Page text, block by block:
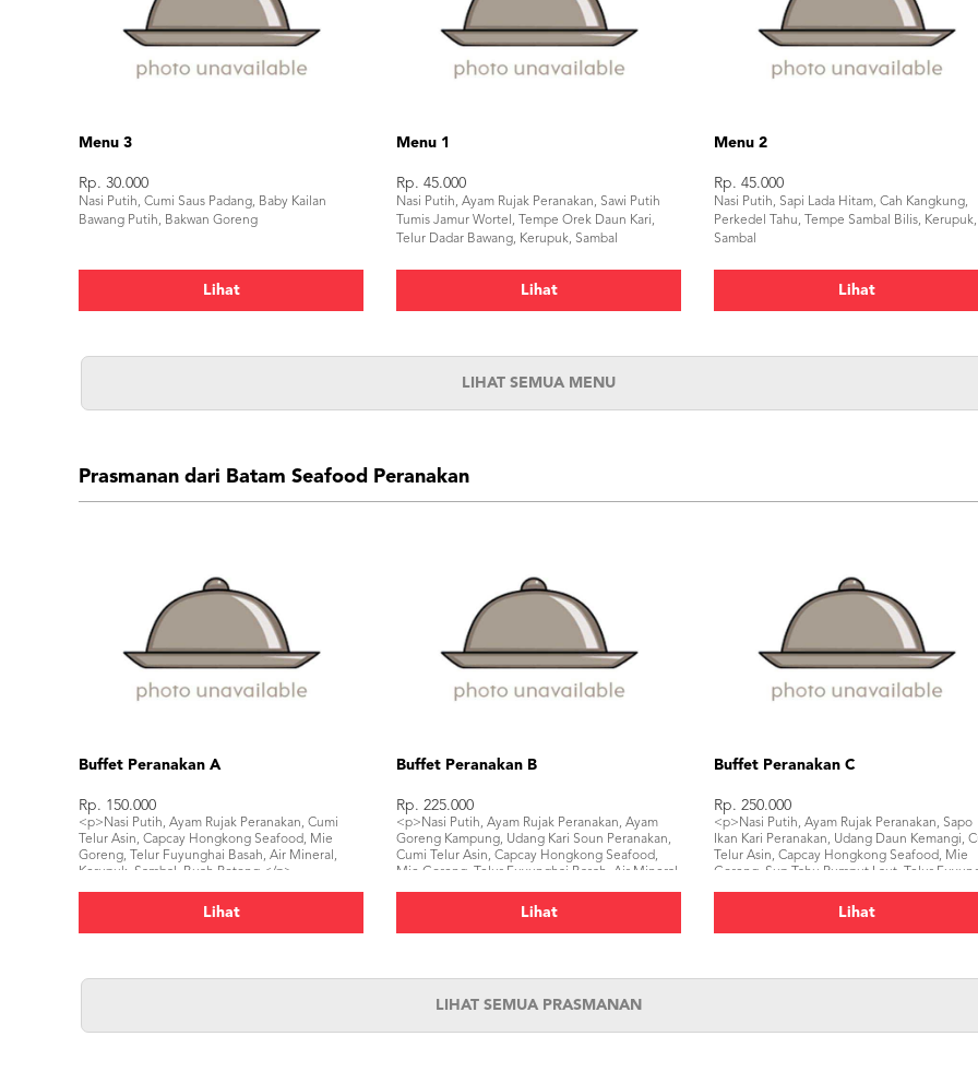
Menu 3
Rp. 30.000
Nasi Putih, Cumi Saus Padang, Baby Kailan
Bawang Putih, Bakwan Goreng
Lihat
Menu 1
Rp. 45.000
Nasi Putih, Ayam Rujak Peranakan, Sawi Putih
Tumis Jamur Wortel, Tempe Orek Daun Kari,
Telur Dadar Bawang, Kerupuk, Sambal
Lihat
Menu 2
Rp. 45.000
Nasi Putih, Sapi Lada Hitam, Cah Kangkung,
Perkedel Tahu, Tempe Sambal Bilis, Kerupuk,
Sambal
Lihat
LIHAT SEMUA MENU
Prasmanan dari Batam Seafood Peranakan
Buffet Peranakan A
Rp. 150.000
<p>Nasi Putih, Ayam Rujak Peranakan, Cumi
Telur Asin, Capcay Hongkong Seafood, Mie
Goreng, Telur Fuyunghai Basah, Air Mineral,
Kerupuk, Sambal, Buah Potong.</p>
Lihat
Buffet Peranakan B
Rp. 225.000
<p>Nasi Putih, Ayam Rujak Peranakan, Ayam
Goreng Kampung, Udang Kari Soun Peranakan,
Cumi Telur Asin, Capcay Hongkong Seafood,
Mie Goreng, Telur Fuyunghai Basah, Air Mineral,
Lihat
Buffet Peranakan C
Rp. 250.000
<p>Nasi Putih, Ayam Rujak Peranakan, Sapo
Ikan Kari Peranakan, Udang Daun Kemangi,
Telur Asin, Capcay Hongkong Seafood, Mie
Goreng, Sup Tahu Rumput Laut, Telur
Lihat
LIHAT SEMUA PRASMANAN